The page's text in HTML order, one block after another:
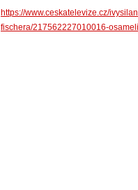
https://www.ceskatelevize.cz/
fischera/217562227010016-